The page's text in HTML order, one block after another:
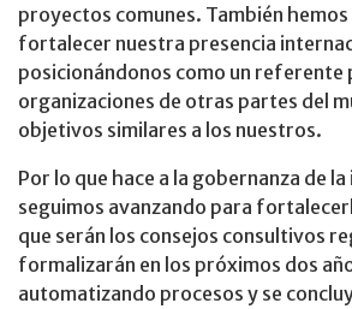
proyectos comunes. También
fortalecer nuestra presencia
posicionándonos como un referente
organizaciones de otras partes del
objetivos similares a los nuestros.
Por lo que hace a la gobernanza de
seguimos avanzando para
que serán los consejos consultivos
formalizarán en los próximos dos
automatizando procesos y se